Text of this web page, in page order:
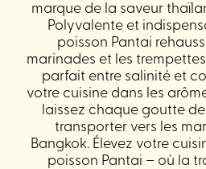
marque de la saveur
Polyvalente et
poisson Pantai
marinades et les
parfait entre salinité et
votre cuisine dans les
laissez chaque goutte
transporter vers les
Bangkok. Élevez votre
poisson Pantai – où la